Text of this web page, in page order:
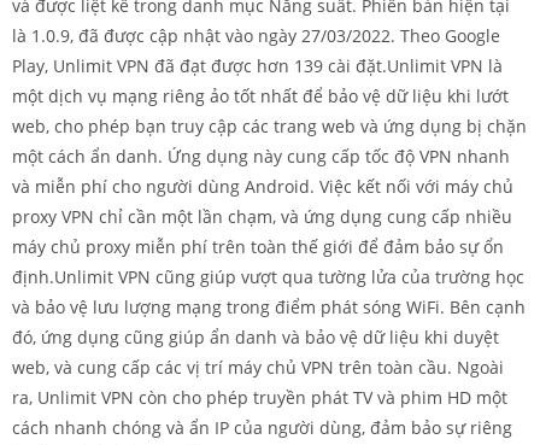
và được liệt kê trong danh mục Năng suất. Phiên bản hiện tại
là 1.0.9, đã được cập nhật vào ngày 27/03/2022. Theo Google
Play, Unlimit VPN đã đạt được hơn 139 cài đặt.Unlimit VPN là
một dịch vụ mạng riêng ảo tốt nhất để bảo vệ dữ liệu khi lướt
web, cho phép bạn truy cập các trang web và ứng dụng bị chặn
một cách ẩn danh. Ứng dụng này cung cấp tốc độ VPN nhanh
và miễn phí cho người dùng Android. Việc kết nối với máy chủ
proxy VPN chỉ cần một lần chạm, và ứng dụng cung cấp nhiều
máy chủ proxy miễn phí trên toàn thế giới để đảm bảo sự ổn
định.Unlimit VPN cũng giúp vượt qua tường lửa của trường học
và bảo vệ lưu lượng mạng trong điểm phát sóng WiFi. Bên cạnh
đó, ứng dụng cũng giúp ẩn danh và bảo vệ dữ liệu khi duyệt
web, và cung cấp các vị trí máy chủ VPN trên toàn cầu. Ngoài
ra, Unlimit VPN còn cho phép truyền phát TV và phim HD một
cách nhanh chóng và ẩn IP của người dùng, đảm bảo sự riêng